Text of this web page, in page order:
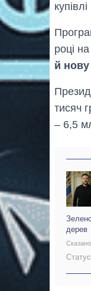
році
й
тисяч
– 6,5
дерев